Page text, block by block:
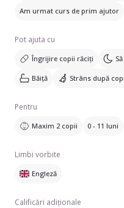
Am urmat curs de prim ajutor
Pot ajuta cu
Îngrijire copii răciți
Băiță Strâns după
Pentru
Maxim 2 copii 0 - 11 luni
Limbi vorbite
Engleză
Calificări adiționale